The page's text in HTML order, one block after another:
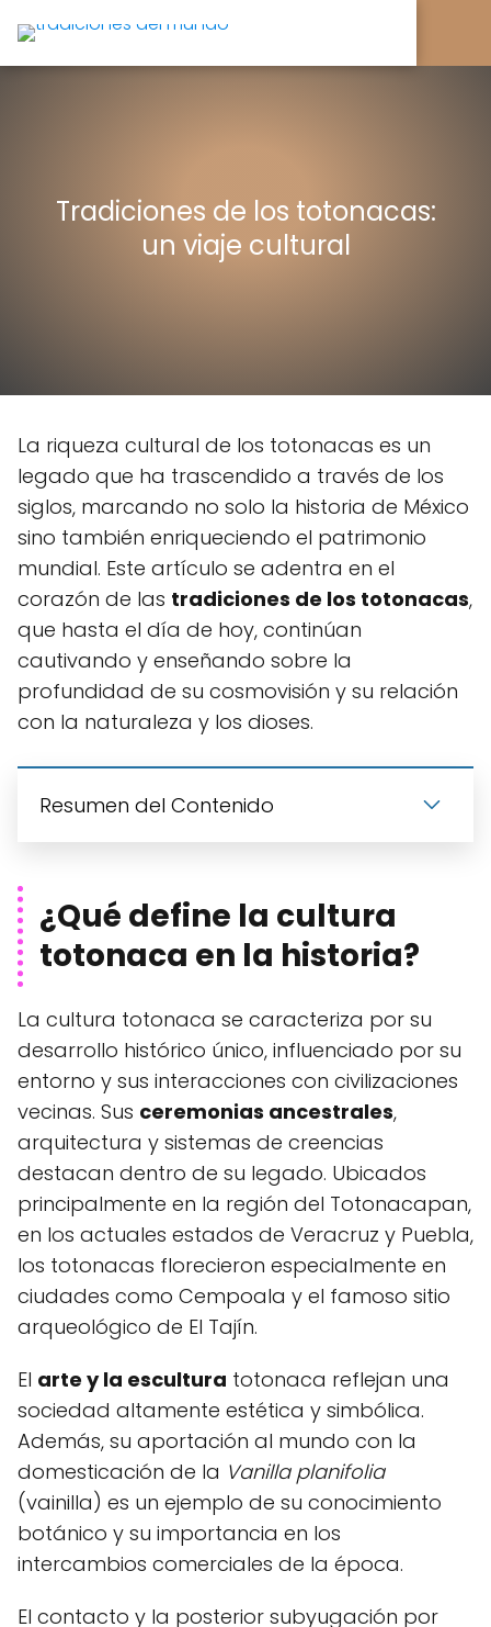
Tradiciones de los totonacas:
un viaje cultural
La riqueza cultural de los totonacas es un
legado que ha trascendido a través de los
siglos, marcando no solo la historia de México
sino también enriqueciendo el patrimonio
mundial. Este artículo se adentra en el
corazón de las tradiciones de los totonacas,
que hasta el día de hoy, continúan
cautivando y enseñando sobre la
profundidad de su cosmovisión y su relación
con la naturaleza y los dioses.
Resumen del Contenido
¿Qué define la cultura
totonaca en la historia?
La cultura totonaca se caracteriza por su
desarrollo histórico único, influenciado por su
entorno y sus interacciones con civilizaciones
vecinas. Sus ceremonias ancestrales,
arquitectura y sistemas de creencias
destacan dentro de su legado. Ubicados
principalmente en la región del Totonacapan,
en los actuales estados de Veracruz y Puebla,
los totonacas florecieron especialmente en
ciudades como Cempoala y el famoso sitio
arqueológico de El Tajín.
El arte y la escultura totonaca reflejan una
sociedad altamente estética y simbólica.
Además, su aportación al mundo con la
domesticación de la Vanilla planifolia
(vainilla) es un ejemplo de su conocimiento
botánico y su importancia en los
intercambios comerciales de la época.
El contacto y la posterior subyugación por